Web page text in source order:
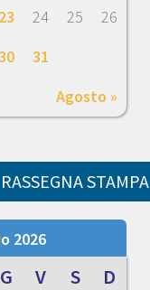
Agosto »
23 24 25
26
31
RASSEGNA STAMPA
2026
G V S D